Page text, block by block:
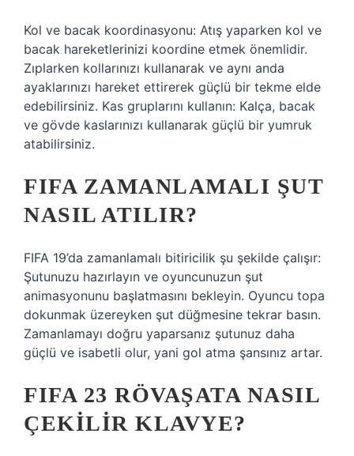
Kol ve bacak koordinasyonu: Atış yaparken kol ve
bacak hareketlerinizi koordine etmek önemlidir.
Zıplarken kollarınızı kullanarak ve aynı anda
ayaklarınızı hareket ettirerek güçlü bir tekme elde
edebilirsiniz. Kas gruplarını kullanın: Kalça, bacak
ve gövde kaslarınızı kullanarak güçlü bir yumruk
atabilirsiniz.
FIFA ZAMANLAMALI ŞUT
NASIL ATILIR?
FIFA 19’da zamanlamalı bitiricilik şu şekilde çalışır:
Şutunuzu hazırlayın ve oyuncunuzun şut
animasyonunu başlatmasını bekleyin. Oyuncu topa
dokunmak üzereyken şut düğmesine tekrar basın.
Zamanlamayı doğru yaparsanız şutunuz daha
güçlü ve isabetli olur, yani gol atma şansınız artar.
FIFA 23 RÖVAŞATA NASIL
ÇEKILIR KLAVYE?